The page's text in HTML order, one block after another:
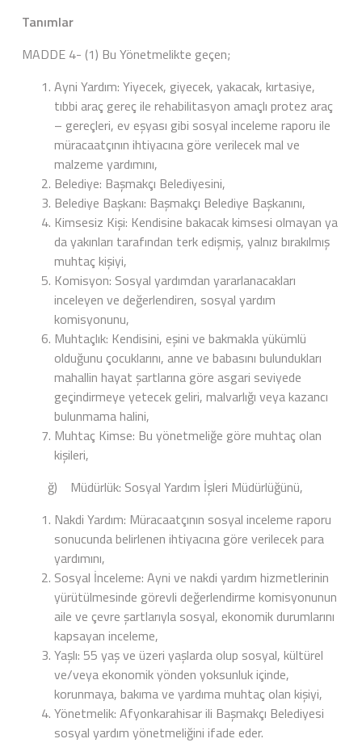
Tanımlar
MADDE 4- (1) Bu Yönetmelikte geçen;
Ayni Yardım: Yiyecek, giyecek, yakacak, kırtasiye,
tıbbi araç gereç ile rehabilitasyon amaçlı protez araç
– gereçleri, ev eşyası gibi sosyal inceleme raporu ile
müracaatçının ihtiyacına göre verilecek mal ve
malzeme yardımını,
Belediye: Başmakçı Belediyesini,
Belediye Başkanı: Başmakçı Belediye Başkanını,
Kimsesiz Kişi: Kendisine bakacak kimsesi olmayan ya
da yakınları tarafından terk edişmiş, yalnız bırakılmış
muhtaç kişiyi,
Komisyon: Sosyal yardımdan yararlanacakları
inceleyen ve değerlendiren, sosyal yardım
komisyonunu,
Muhtaçlık: Kendisini, eşini ve bakmakla yükümlü
olduğunu çocuklarını, anne ve babasını bulundukları
mahallin hayat şartlarına göre asgari seviyede
geçindirmeye yetecek geliri, malvarlığı veya kazancı
bulunmama halini,
Muhtaç Kimse: Bu yönetmeliğe göre muhtaç olan
kişileri,
ğ) Müdürlük: Sosyal Yardım İşleri Müdürlüğünü,
Nakdi Yardım: Müracaatçının sosyal inceleme raporu
sonucunda belirlenen ihtiyacına göre verilecek para
yardımını,
Sosyal İnceleme: Ayni ve nakdi yardım hizmetlerinin
yürütülmesinde görevli değerlendirme komisyonunun
aile ve çevre şartlarıyla sosyal, ekonomik durumlarını
kapsayan inceleme,
Yaşlı: 55 yaş ve üzeri yaşlarda olup sosyal, kültürel
ve/veya ekonomik yönden yoksunluk içinde,
korunmaya, bakıma ve yardıma muhtaç olan kişiyi,
Yönetmelik: Afyonkarahisar ili Başmakçı Belediyesi
sosyal yardım yönetmeliğini ifade eder.